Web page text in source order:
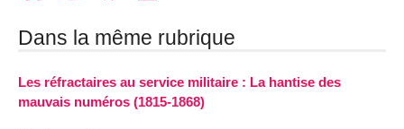
Dans la même rubrique
Les réfractaires au service militaire : La hantise des
mauvais numéros (1815-1868)